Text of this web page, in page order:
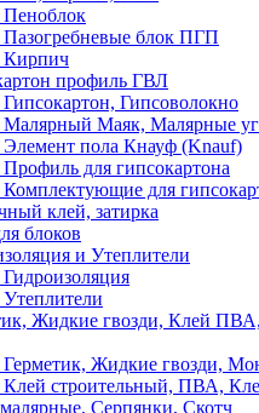
Пеноблок
Пазогребневые блок ПГП
Кирпич
профиль ГВЛ
Гипсокартон, Гипсоволокно
Малярный Маяк, Малярные
Элемент пола Кнауф (Knauf)
Профиль для гипсокартона
Комплектующие для
клей, затирка
блоков
и Утеплители
Гидроизоляция
Утеплители
Жидкие гвозди, Клей
Герметик, Жидкие гвозди,
Клей строительный, ПВА,
Серпянки, Скотч